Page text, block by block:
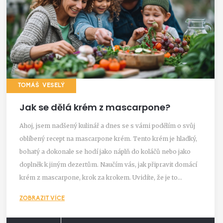
TOMÁŠ VESELÝ
Jak se dělá krém z mascarpone?
Ahoj, jsem nadšený kulinář a dnes se s vámi podělím o svůj
oblíbený recept na mascarpone krém. Tento krém je hladký,
bohatý a dokonale se hodí jako náplň do koláčů nebo jako
doplněk k jiným dezertům. Naučím vás, jak připravit domácí
krém z mascarpone, krok za krokem. Uvidíte, že je to
radost z výroby vlastního mascarpone krému!
ZOBRAZIT VÍCE